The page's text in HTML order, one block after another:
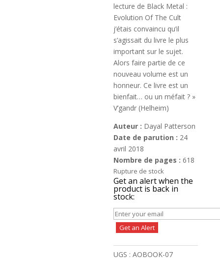
lecture de Black Metal :
Evolution Of The Cult
j’étais convaincu qu’il
s’agissait du livre le plus
important sur le sujet.
Alors faire partie de ce
nouveau volume est un
honneur. Ce livre est un
bienfait… ou un méfait ? »
V’gandr (Helheim)
Auteur : Dayal Patterson
Date de parution : 24
avril 2018
Nombre de pages : 618
Rupture de stock
Get an alert when the
product is back in
stock:
Get an Alert
UGS :AOBOOK-07